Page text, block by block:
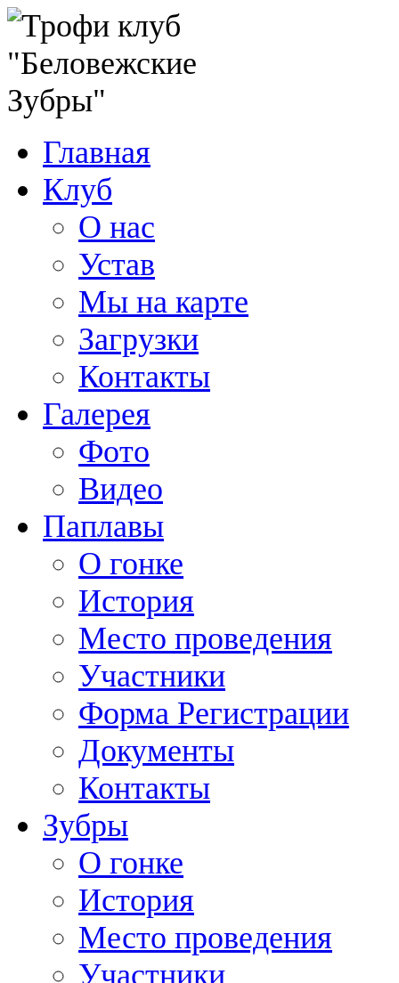
Главная
Клуб
О нас
Устав
Мы на карте
Загрузки
Контакты
Галерея
Фото
Видео
Паплавы
О гонке
История
Место проведения
Участники
Форма Регистрации
Документы
Контакты
Зубры
О гонке
История
Место проведения
Участники